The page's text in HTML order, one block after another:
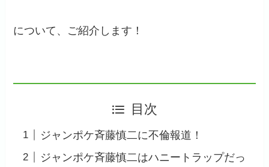
について、ご紹介します！
目次
ジャンポケ斉藤慎二に不倫報道！
ジャンポケ斉藤慎二はハニートラップだっ